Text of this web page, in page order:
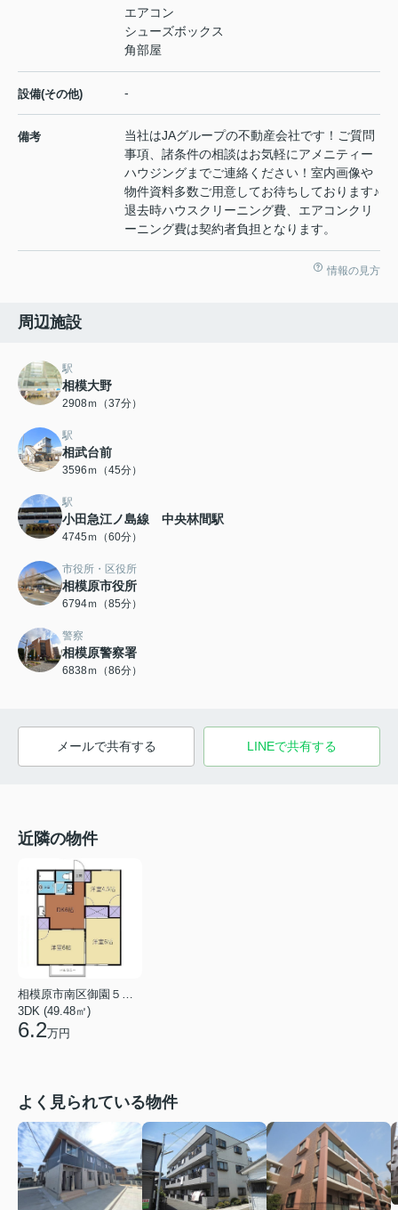
エアコン
シューズボックス
角部屋
設備(その他) -
備考
当社はJAグループの不動産会社です！ご質問
事項、諸条件の相談はお気軽にアメニティー
ハウジングまでご連絡ください！室内画像や
物件資料多数ご用意してお待ちしております♪
退去時ハウスクリーニング費、エアコンクリ
ーニング費は契約者負担となります。
情報の見方
周辺施設
駅
相模大野
2908ｍ（37分）
駅
相武台前
3596ｍ（45分）
駅
小田急江ノ島線 中央林間駅
4745ｍ（60分）
市役所・区役所
相模原市役所
6794ｍ（85分）
警察
相模原警察署
6838ｍ（86分）
メールで共有する LINEで共有する
近隣の物件
相模原市南区御園５丁目
3DK (49.48㎡)
6.2万円
よく見られている物件